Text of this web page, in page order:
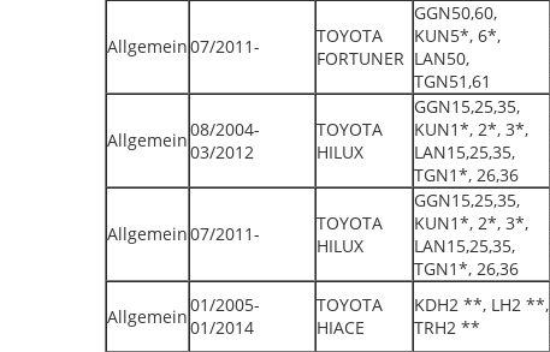
Allgemein07/2011-
TOYOTA
FORTUNER
GGN50,60,
KUN5*, 6*,
LAN50,
TGN51,61
Allgemein08/2004-
03/2012
TOYOTA
HILUX
GGN15,25,35,
KUN1*, 2*, 3*,
LAN15,25,35,
TGN1*, 26,36
Allgemein07/2011-
TOYOTA
HILUX
GGN15,25,35,
KUN1*, 2*, 3*,
LAN15,25,35,
TGN1*, 26,36
Allgemein
01/2005-
01/2014
TOYOTA
HIACE
KDH2 **, LH2 **,
TRH2 **